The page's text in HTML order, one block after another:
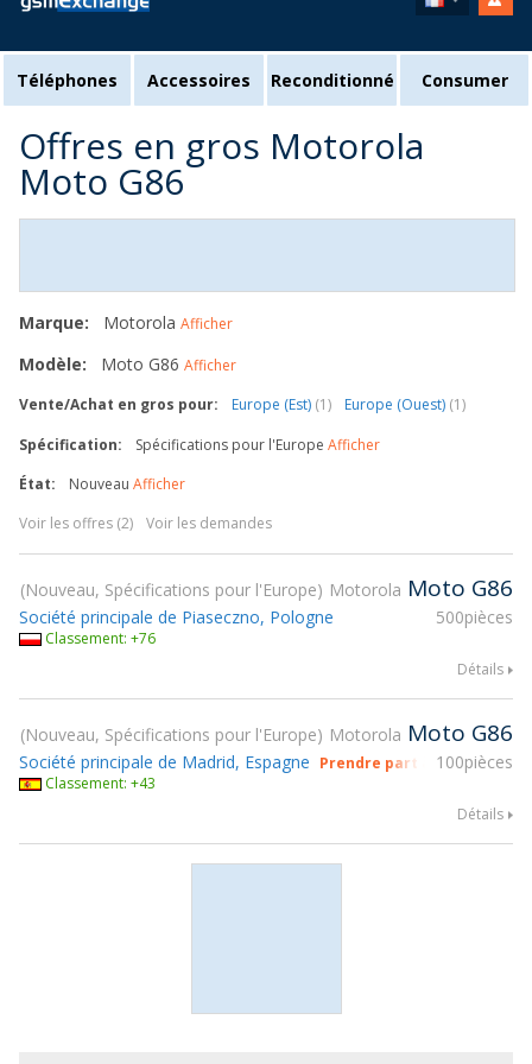
Téléphones Accessoires Reconditionné Consumer
Offres en gros Motorola
Moto G86
Marque: Motorola Afficher
Modèle: Moto G86 Afficher
Vente/Achat en gros pour:
Europe (Est) (1) Europe (Ouest) (1)
Spécification:
Spécifications pour l'Europe Afficher
État:
Nouveau Afficher
Voir les offres (2)
Voir les demandes
Nouveau, Spécifications pour l'Europe Motorola Moto G86
500pièces
Société principale de Piaseczno, Pologne
Classement: +76
Détails
Nouveau, Spécifications pour l'Europe Motorola Moto G86
100pièces
Société principale de Madrid, Espagne Prendre part à gsmX Hong
Classement: +43
Détails